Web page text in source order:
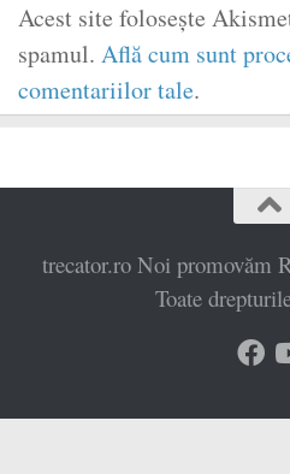
Acest site folosește
spamul. Află cum sunt
comentariilor tale.
trecator.ro Noi promovăm
Toate